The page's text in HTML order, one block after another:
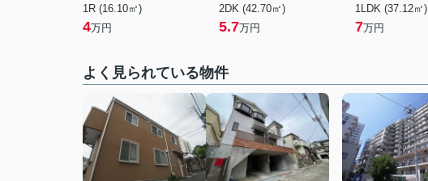
1R (16.10㎡)
4万円
2DK (42.70㎡)
5.7万円
1LDK (37.12㎡)
7万円
よく見られている物件